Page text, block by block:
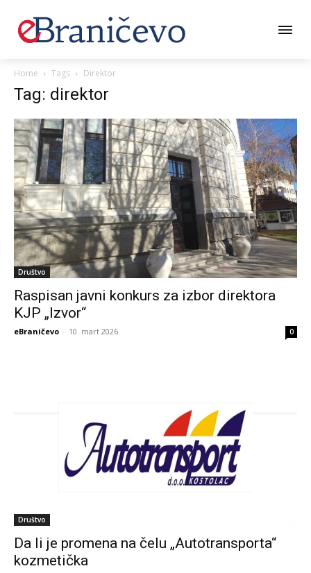
Home Tags Direktor
Tag: direktor
Društvo
Raspisan javni konkurs za izbor direktora
KJP „Izvor“
eBraničevo - 10. mart 2026. 0
Društvo
Da li je promena na čelu „Autotransporta“
kozmetička